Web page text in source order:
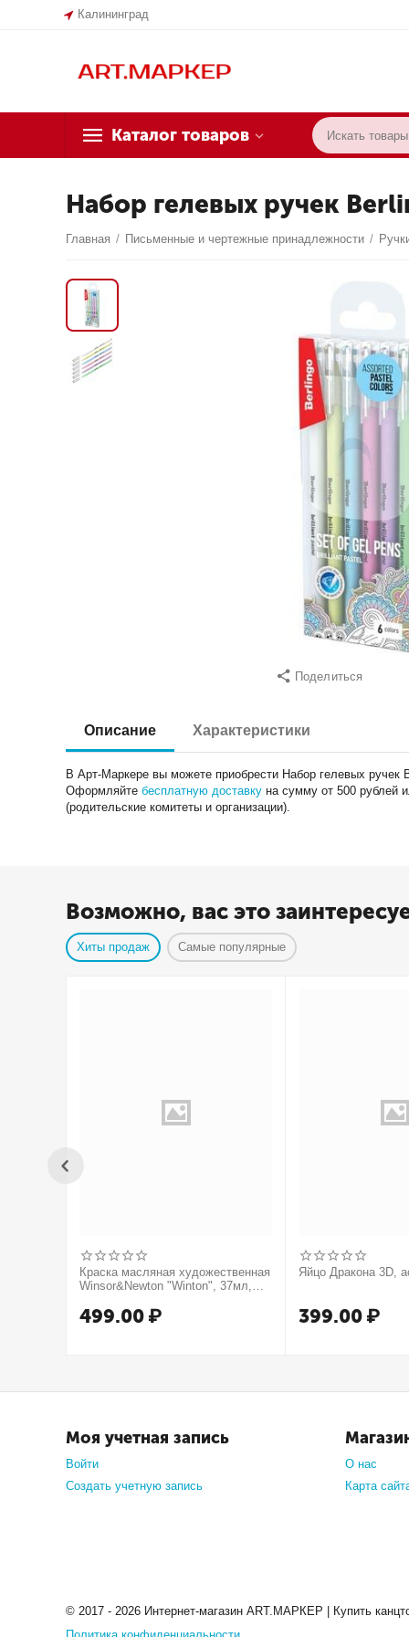
Калининград
Каталог товаров
Набор гелевых ручек
Главная / Письменные и чертежные принадлежности /
Поделиться
Описание Характеристики
В Арт-Маркере вы можете приобрести Набор гелевых
Оформляйтебесплатную доставку на сумму от 500 рублей
(родительские комитеты и организации).
Возможно, вас это
Хиты продаж Самые популярные
Краска масляная художественная
Winsor&Newton "Winton", 37мл,
499.00 ₽
Яйцо Дракона 3D,
399.00 ₽
Моя учетная запись
Войти
Создать учетную запись
О нас
Карта
© 2017 - 2026 Интернет-магазин ART.МАРКЕР | Купить